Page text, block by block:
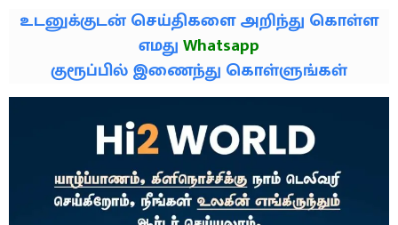
உடனுக்குடன் செய்திகளை அறிந்து கொள்ள
எமதுWhatsapp
குரூப்பில் இணைந்து கொள்ளுங்கள்